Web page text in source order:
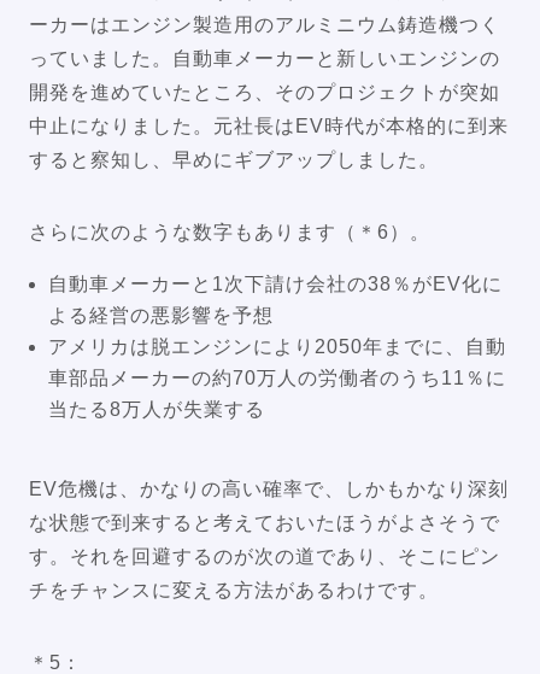
ーカーはエンジン製造用のアルミニウム鋳造機つく
っていました。自動車メーカーと新しいエンジンの
開発を進めていたところ、そのプロジェクトが突如
中止になりました。元社長はEV時代が本格的に到来
すると察知し、早めにギブアップしました。
さらに次のような数字もあります（＊6）。
自動車メーカーと1次下請け会社の38％がEV化に
よる経営の悪影響を予想
アメリカは脱エンジンにより2050年までに、自動
車部品メーカーの約70万人の労働者のうち11％に
当たる8万人が失業する
EV危機は、かなりの高い確率で、しかもかなり深刻
な状態で到来すると考えておいたほうがよさそうで
す。それを回避するのが次の道であり、そこにピン
チをチャンスに変える方法があるわけです。
＊5：